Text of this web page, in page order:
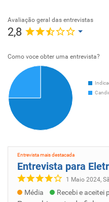
Avaliação geral das entrevistas
2,8
Como voce obter uma entrevista?
Entrevista mais destacada
Entrevista para
1 Maio 2024,
Média Recebi e aceitei